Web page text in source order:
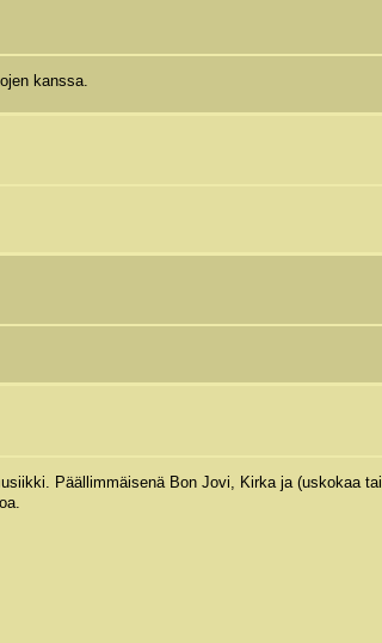
kanssa.
Päällimmäisenä Bon Jovi, Kirka ja (uskokaa tai